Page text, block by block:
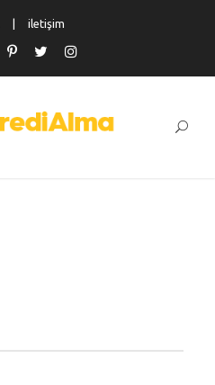
iletişim